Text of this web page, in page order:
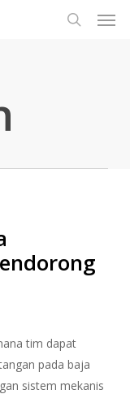
tim dapat
pada baja
sistem mekanis